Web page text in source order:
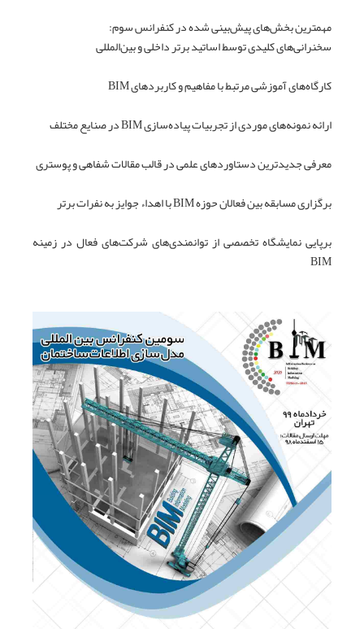
مهمترین بخش‌های پیش‌بینی شده در کنفرانس سوم:
سخنرانی‌های کلیدی توسط اساتید برتر داخلی و بین‌المللی
کارگاه‌های آموزشی مرتبط با مفاهیم و کاربردهای BIM
ارائه نمونه‌های موردی از تجربیات پیاده‌سازی BIM در صنایع مختلف
معرفی جدیدترین دستاوردهای علمی در قالب مقالات شفاهی و پوستری
برگزاری مسابقه بین فعالان حوزه BIM با اهداء جوایز به نفرات برتر
برپایی نمایشگاه تخصصی از توانمندی‌های شرکت‌های فعال در زمینه
BIM